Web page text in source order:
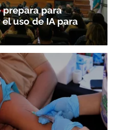
prepara para
uso de IA para